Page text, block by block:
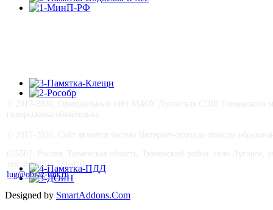
тел. 8 (3452) 771-070
lug@obraz-tmr.ru
Designed by SmartAddons.Com